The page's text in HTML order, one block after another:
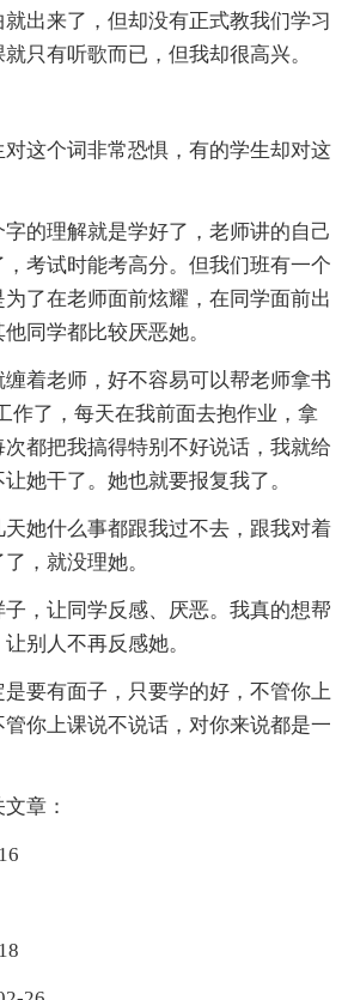
出来了，但却没有正式教我们学习
只有听歌而已，但我却很高兴。
个词非常恐惧，有的学生却对这
理解就是学好了，老师讲的自己
考试时能考高分。但我们班有一个
了在老师面前炫耀，在同学面前出
同学都比较厌恶她。
老师，好不容易可以帮老师拿书
作了，每天在我前面去抱作业，拿
都把我搞得特别不好说话，我就给
她干了。她也就要报复我了。
什么事都跟我过不去，跟我对着
，就没理她。
让同学反感、厌恶。我真的想帮
别人不再反感她。
有面子，只要学的好，不管你上
你上课说不说话，对你来说都是一
章：